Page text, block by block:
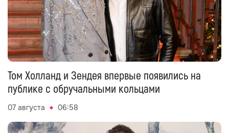
Том Холланд и Зендея впервые появились на
публике с обручальными кольцами
07 августа 06:58